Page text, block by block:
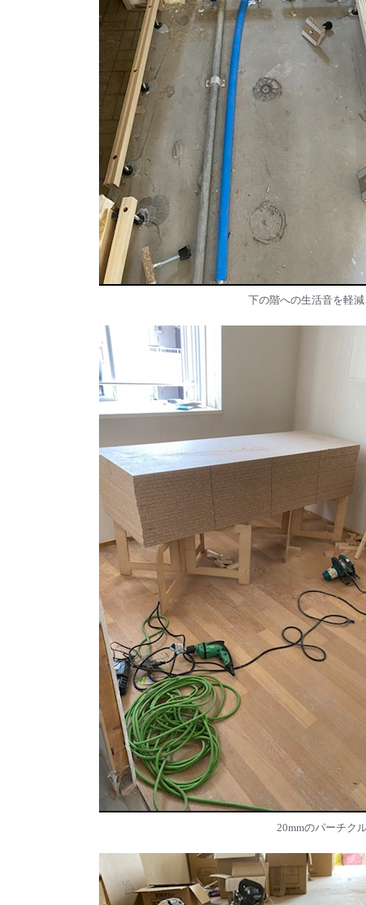
下の階への生活音を軽
20mmのパーチク